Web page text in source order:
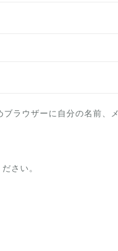
ラウザーに自分の名前、
さい。